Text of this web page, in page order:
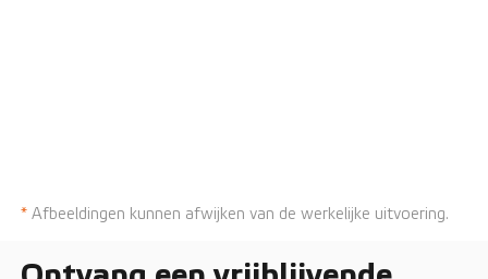
* Afbeeldingen kunnen afwijken van de werkelijke uitvoering.